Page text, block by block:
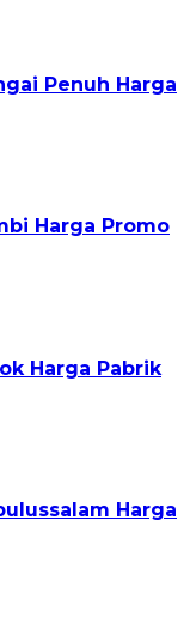
Penuh Harga
Harga Promo
Harga Pabrik
Harga